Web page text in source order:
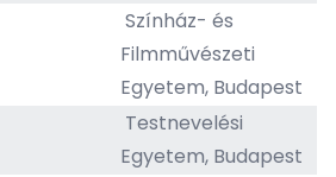
Színház- és
Filmművészeti
Egyetem, Budapest
Testnevelési
Egyetem, Budapest